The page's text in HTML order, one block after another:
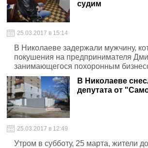
судим
25.03.2017 в 15:14
В Николаеве задержали мужчину,
покушения на предпринимателя
занимающегося похоронным
В Николаеве
депутата от
25.03.2017 в 12:49
Утром в субботу, 25 марта, жители